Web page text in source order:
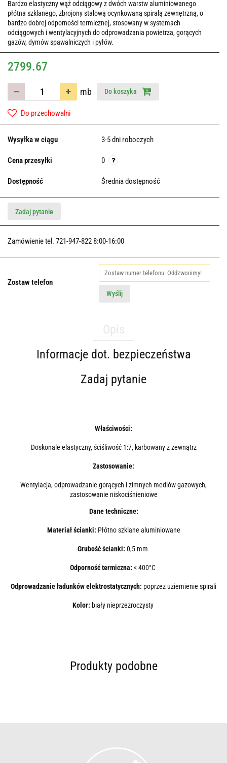
Bardzo elastyczny wąż odciągowy z dwóch warstw aluminiowanego
płótna szklanego, zbrojony stalową ocynkowaną spiralą zewnętrzną, o
bardzo dobrej odporności termicznej, stosowany w systemach
odciągowych i wentylacyjnych do odprowadzania powietrza, gorących
gazów, dymów spawalniczych i pyłów.
2799.67
mb Do koszyka
Do przechowalni
Wysyłka w ciągu 3-5 dni roboczych
Cena przesyłki 0
Dostępność Średnia dostępność
Zadaj pytanie
Zamówienie tel. 721-947-822 8:00-16:00
Zostaw telefon
Wyślij
Informacje dot. bezpieczeństwa
Zadaj pytanie
Właściwości:
Doskonale elastyczny, ściśliwość 1:7, karbowany z zewnątrz
Zastosowanie:
Wentylacja, odprowadzanie gorących i zimnych mediów gazowych,
zastosowanie niskociśnieniowe
Dane techniczne:
Materiał ścianki: Płótno szklane aluminiowane
Grubość ścianki: 0,5 mm
Odporność termiczna: < 400°C
Odprowadzanie ładunków elektrostatycznych: poprzez uziemienie spirali
Kolor: biały nieprzezroczysty
Produkty podobne